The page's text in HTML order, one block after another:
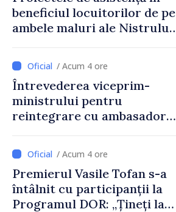
beneficiul locuitorilor de pe
ambele maluri ale Nistrului
viceprim-ministrului cu
reprezentanta rezidentă a
PNUD în Republica Moldova,
Daniela Gasparikova
/ Acum 4 ore
Întrevederea viceprim-
ministrului pentru
reintegrare cu ambasadorul
Moldova
/ Acum 4 ore
Premierul Vasile Tofan s-a
întâlnit cu participanții la
Programul DOR: „Țineți la